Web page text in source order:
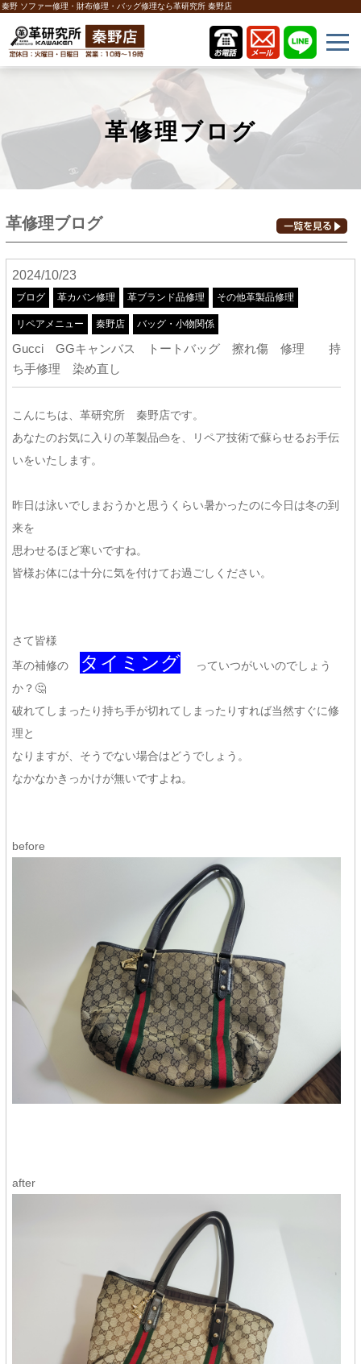
秦野 ソファー修理・財布修理・バッグ修理なら革研究所 秦野店
革修理ブログ
革修理ブログ
2024/10/23
ブログ 革カバン修理 革ブランド品修理 その他革製品修理
リペアメニュー 秦野店 バッグ・小物関係
Gucci GGキャンバス トートバッグ 擦れ傷 修理 持
ち手修理 染め直し
こんにちは、革研究所 秦野店です。
あなたのお気に入りの革製品👜を、リペア技術で蘇らせるお手伝
いをいたします。
昨日は泳いでしまおうかと思うくらい暑かったのに今日は冬の到
来を
思わせるほど寒いですね。
皆様お体には十分に気を付けてお過ごしください。
さて皆様
革の補修の
タイミング
っていつがいいのでしょう
か？🤔
破れてしまったり持ち手が切れてしまったりすれば当然すぐに修
理と
なりますが、そうでない場合はどうでしょう。
なかなかきっかけが無いですよね。
before
after